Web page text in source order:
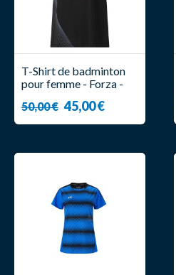
T-Shirt de badminton
pour femme - Forza -
50,00 € 45,00 €